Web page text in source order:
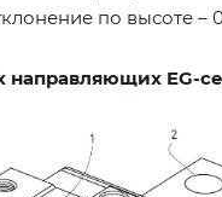
по высоте –
направляющих EG-